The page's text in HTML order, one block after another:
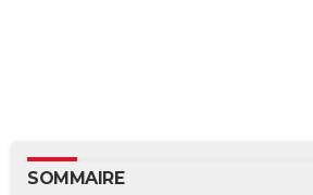
GUIDES D'ACHAT
SOMMAIRE